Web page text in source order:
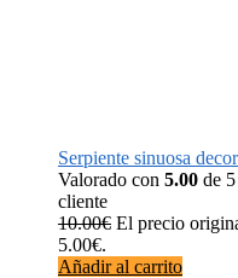
Serpiente sinuosa
Valorado con 5.00 de 5
cliente
10.00€ El precio
5.00€.
Añadir al carrito